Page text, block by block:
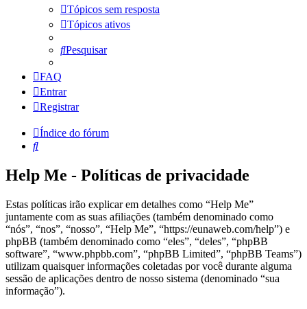
Tópicos sem resposta
Tópicos ativos
Pesquisar
FAQ
Entrar
Registrar
Índice do fórum
Pesquisar
Help Me - Políticas de privacidade
Estas políticas irão explicar em detalhes como “Help Me”
juntamente com as suas afiliações (também denominado como
“nós”, “nos”, “nosso”, “Help Me”, “https://eunaweb.com/help”) e
phpBB (também denominado como “eles”, “deles”, “phpBB
software”, “www.phpbb.com”, “phpBB Limited”, “phpBB Teams”)
utilizam quaisquer informações coletadas por você durante alguma
sessão de aplicações dentro de nosso sistema (denominado “sua
informação”).